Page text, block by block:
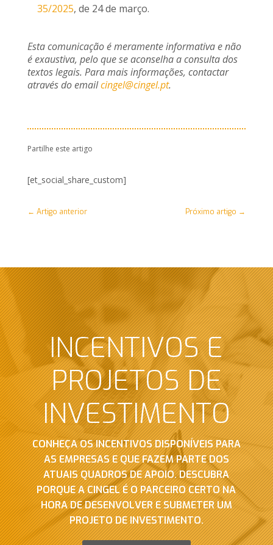
35/2025, de 24 de março.
Esta comunicação é meramente informativa e não
é exaustiva, pelo que se aconselha a consulta dos
textos legais. Para mais informações, contactar
através do emailcingel@cingel.pt.
Partilhe este artigo
[et_social_share_custom]
← Artigo anterior Próximo artigo →
INCENTIVOS E
PROJETOS DE
INVESTIMENTO
CONHEÇA OS INCENTIVOS DISPONÍVEIS PARA
AS EMPRESAS E QUE FAZEM PARTE DOS
ATUAIS QUADROS DE APOIO. DESCUBRA
PORQUE A CINGEL É O PARCEIRO CERTO NA
HORA DE DESENVOLVER E SUBMETER UM
PROJETO DE INVESTIMENTO.